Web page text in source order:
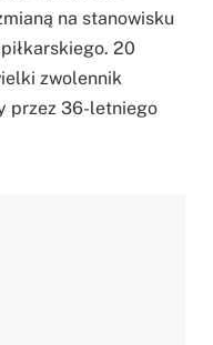
na stanowisku
20
zwolennik
przez 36-letniego